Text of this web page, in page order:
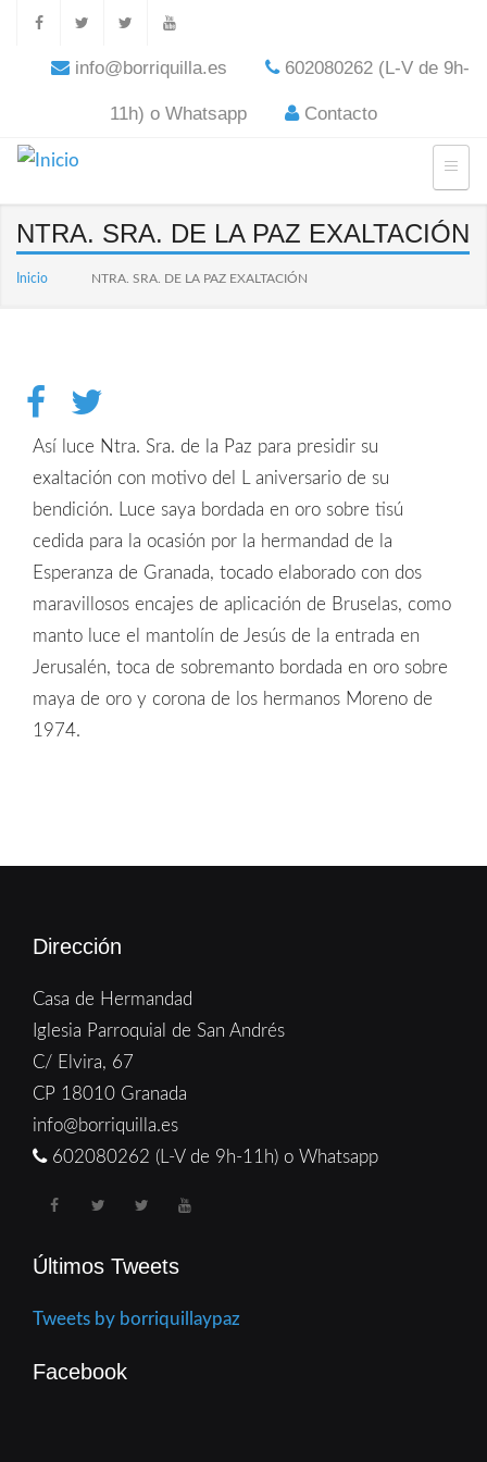
info@borriquilla.es 602080262 (L-V de 9h-
11h) o Whatsapp Contacto
NTRA. SRA. DE LA PAZ EXALTACIÓN
Inicio NTRA. SRA. DE LA PAZ EXALTACIÓN
Así luce Ntra. Sra. de la Paz para presidir su
exaltación con motivo del L aniversario de su
bendición. Luce saya bordada en oro sobre tisú
cedida para la ocasión por la hermandad de la
Esperanza de Granada, tocado elaborado con dos
maravillosos encajes de aplicación de Bruselas, como
manto luce el mantolín de Jesús de la entrada en
Jerusalén, toca de sobremanto bordada en oro sobre
maya de oro y corona de los hermanos Moreno de
1974.
Dirección
Casa de Hermandad
Iglesia Parroquial de San Andrés
C/ Elvira, 67
CP 18010 Granada
info@borriquilla.es
602080262 (L-V de 9h-11h) o Whatsapp
Últimos Tweets
Tweets by borriquillaypaz
Facebook